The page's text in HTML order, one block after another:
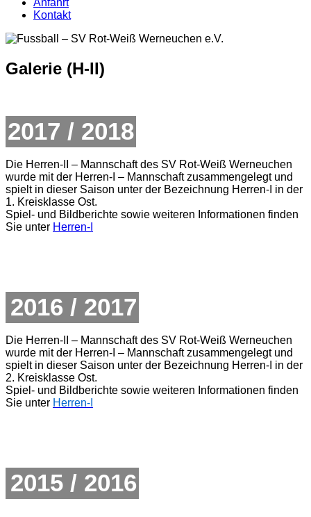
Anfahrt
Kontakt
Galerie (H-II)
2017 / 2018
Die Herren-II – Mannschaft des SV Rot-Weiß Werneuchen
wurde mit der Herren-I – Mannschaft zusammengelegt und
spielt in dieser Saison unter der Bezeichnung Herren-I in der
1. Kreisklasse Ost.
Spiel- und Bildberichte sowie weiteren Informationen finden
Sie unter Herren-I
2016 / 2017
Die Herren-II – Mannschaft des SV Rot-Weiß Werneuchen
wurde mit der Herren-I – Mannschaft zusammengelegt und
spielt in dieser Saison unter der Bezeichnung Herren-I in der
2. Kreisklasse Ost.
Spiel- und Bildberichte sowie weiteren Informationen finden
Sie unter Herren-I
2015 / 2016